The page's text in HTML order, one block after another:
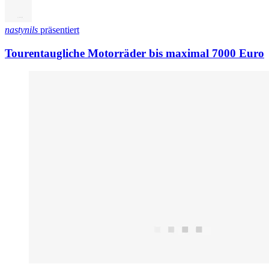
nastynils präsentiert
Tourentaugliche Motorräder bis maximal 7000 Euro